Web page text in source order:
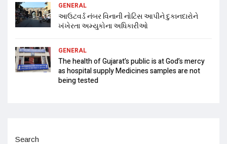
GENERAL
આઉટવર્ડ નંબર વિનાની નોટિસ આપીને દુકાનદારોને
ખંખેરતા અમ્યુકોના અધિકારીઓ
GENERAL
The health of Gujarat’s public is at God’s mercy
as hospital supply Medicines samples are not
being tested
Search